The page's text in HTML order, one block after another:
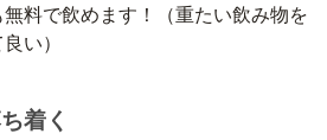
料で飲めます！（重たい飲み物を
い）
着く